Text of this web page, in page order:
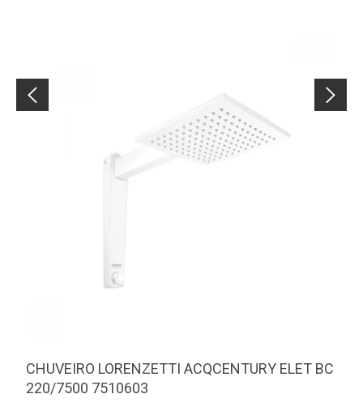
CHUVEIRO LORENZETTI ACQCENTURY ELET BC
220/7500 7510603